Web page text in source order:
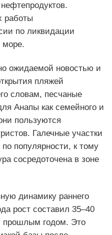
работы
по ликвидации
море.
ожидаемой новостью и
пляжей
словам, песчаные
Анапы как семейного и
пользуются
Галечные участки
популярности, к тому
сосредоточена в зоне
динамику раннего
рост составил 35–40
прошлым годом. Это